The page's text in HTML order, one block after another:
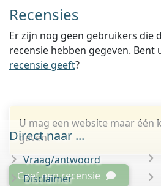
Recensies
Er zijn nog geen gebruikers die
recensie hebben gegeven. Bent
recensie geeft?
U mag een website maar één
geven.
Geef een recensie
Direct naar ...
Vraag/antwoord
Disclaimer